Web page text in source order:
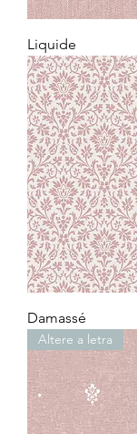
Liquide
Damassé
Altere a letra